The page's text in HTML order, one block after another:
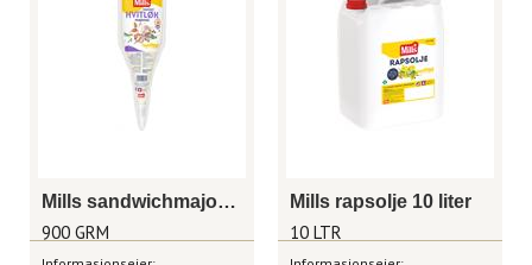
Mills sandwichmajones aioli 900g
900 GRM
Mills rapsolje 10 liter
10 LTR